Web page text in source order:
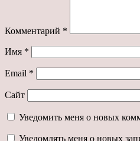
Комментарий *
Имя *
Email *
Сайт
Уведомить меня о новых
Уведомлять меня о новых